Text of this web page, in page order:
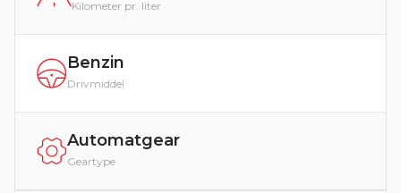
Kilometer pr. liter
Benzin
Drivmiddel
Automatgear
Geartype